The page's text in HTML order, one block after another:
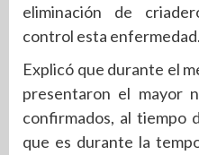
eliminación de
control esta enfermedad.
Explicó que durante el
presentaron el mayor
confirmados, al tiempo
que es durante la